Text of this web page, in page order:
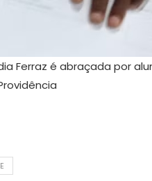
Ferraz é abraçada por